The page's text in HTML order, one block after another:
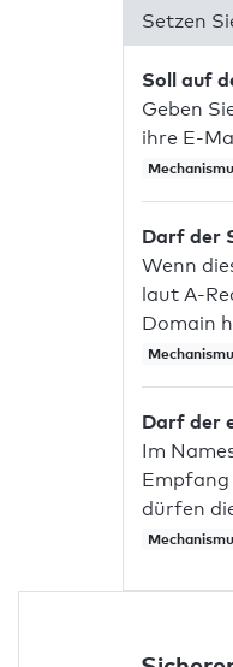
Setzen
Soll auf
Geben
ihre E-
Darf der
Wenn
laut A-
Domain
Darf der
Im
Empfang
dürfen